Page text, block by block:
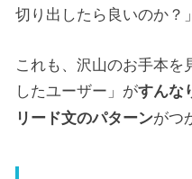
切り出したら良いのか？
これも、沢山のお手本
したユーザー」がすんな
リード文のパターンがつ